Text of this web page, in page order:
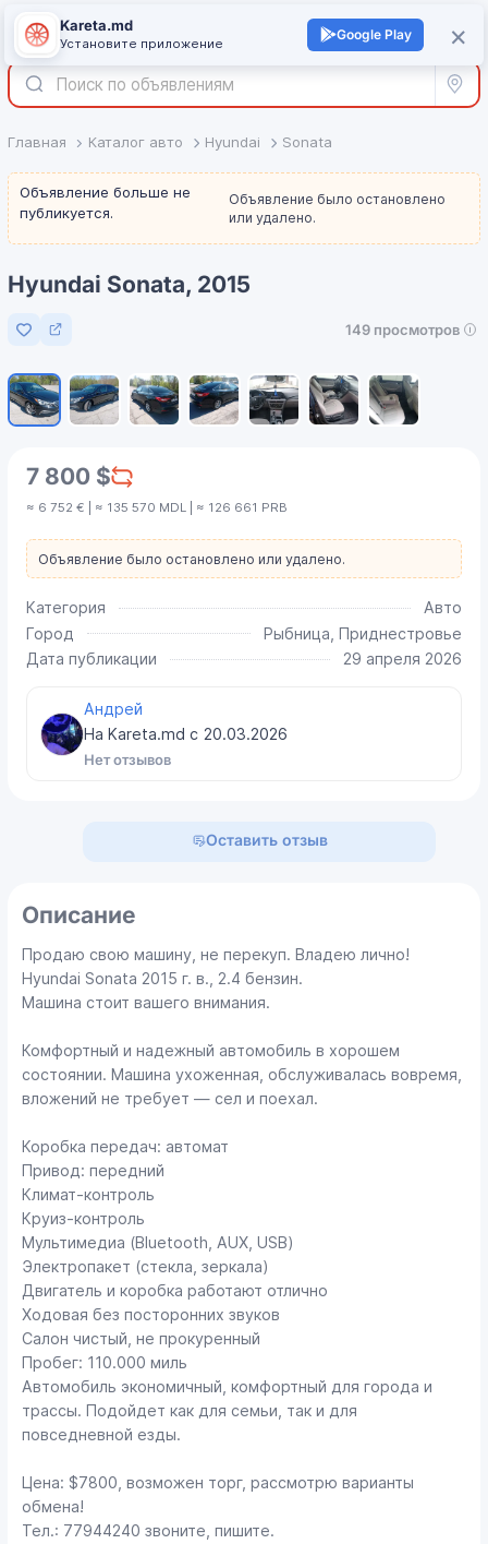
Войти +
Все
Главная Каталог авто Hyundai Sonata
Объявление больше не
публикуется.
Объявление было остановлено
или удалено.
Hyundai Sonata, 2015
Добавить в избранное
149 просмотров
7 800 $
≈ 6 752 € | ≈ 135 570 MDL | ≈ 126 661 PRB
Объявление было остановлено или удалено.
Категория
Авто
Город
Рыбница, Приднестровье
Дата публикации
29 апреля 2026
Андрей
На Kareta.md с 20.03.2026
Нет отзывов
Оставить отзыв
Описание
Продаю свою машину, не перекуп. Владею лично!
Hyundai Sonata 2015 г. в., 2.4 бензин.
Машина стоит вашего внимания.
Комфортный и надежный автомобиль в хорошем
состоянии. Машина ухоженная, обслуживалась вовремя,
вложений не требует — сел и поехал.
Коробка передач: автомат
Привод: передний
Климат-контроль
Круиз-контроль
Мультимедиа (Bluetooth, AUX, USB)
Электропакет (стекла, зеркала)
Двигатель и коробка работают отлично
Ходовая без посторонних звуков
Салон чистый, не прокуренный
Пробег: 110.000 миль
Автомобиль экономичный, комфортный для города и
трассы. Подойдет как для семьи, так и для
повседневной езды.
Цена: $7800, возможен торг, рассмотрю варианты
обмена!
Тел.: 77944240 звоните, пишите.
×
Kareta.md
Установите приложение
Google Play